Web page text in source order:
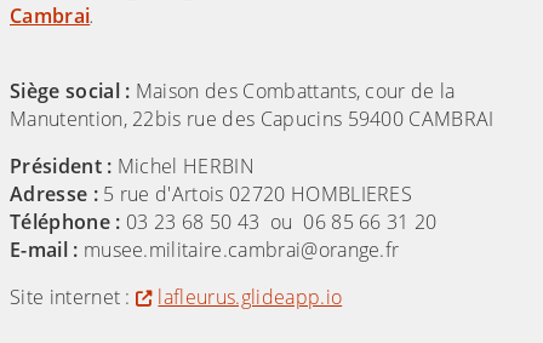
Cambrai.
Siège social : Maison des Combattants, cour de la
Manutention, 22bis rue des Capucins 59400 CAMBRAI
Président : Michel HERBIN
Adresse : 5 rue d'Artois 02720 HOMBLIERES
Téléphone : 03 23 68 50 43 ou 06 85 66 31 20
E-mail : musee.militaire.cambrai@orange.fr
Site internet :
lafleurus.glideapp.io